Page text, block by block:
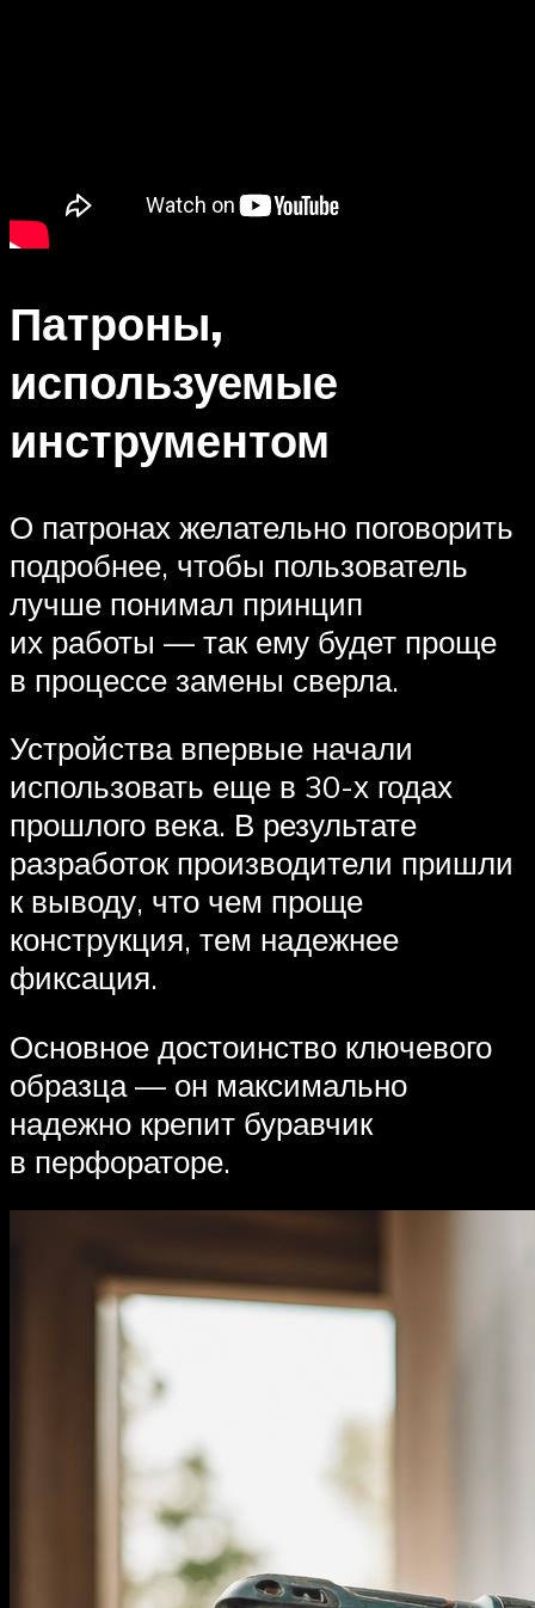
Патроны,
используемые
инструментом
О патронах желательно поговорить
подробнее, чтобы пользователь
лучше понимал принцип
их работы — так ему будет проще
в процессе замены сверла.
Устройства впервые начали
использовать еще в 30-х годах
прошлого века. В результате
разработок производители пришли
к выводу, что чем проще
конструкция, тем надежнее
фиксация.
Основное достоинство ключевого
образца — он максимально
надежно крепит буравчик
в перфораторе.